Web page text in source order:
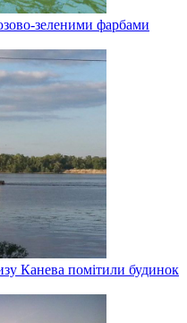
зеленими фарбами
Канева помітили будинок